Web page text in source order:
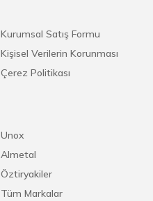
Kurumsal Satış Formu
Kişisel Verilerin Korunması
Çerez Politikası
Unox
Almetal
Öztiryakiler
Tüm Markalar